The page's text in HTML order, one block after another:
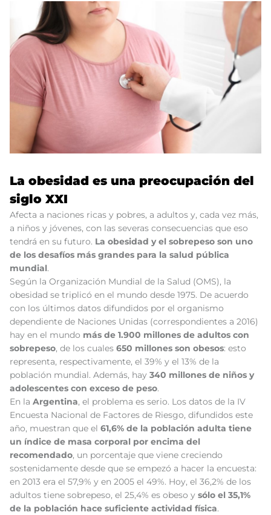
La obesidad es una preocupación del
siglo XXI
Afecta a naciones ricas y pobres, a adultos y, cada vez más,
a niños y jóvenes, con las severas consecuencias que eso
tendrá en su futuro. La obesidad y el sobrepeso son uno
de los desafíos más grandes para la salud pública
mundial.
Según la Organización Mundial de la Salud (OMS), la
obesidad se triplicó en el mundo desde 1975. De acuerdo
con los últimos datos difundidos por el organismo
dependiente de Naciones Unidas (correspondientes a 2016)
hay en el mundo más de 1.900 millones de adultos con
sobrepeso, de los cuales 650 millones son obesos: esto
representa, respectivamente, el 39% y el 13% de la
población mundial. Además, hay 340 millones de niños y
adolescentes con exceso de peso.
En la Argentina, el problema es serio. Los datos de la IV
Encuesta Nacional de Factores de Riesgo, difundidos este
año, muestran que el 61,6% de la población adulta tiene
un índice de masa corporal por encima del
recomendado, un porcentaje que viene creciendo
sostenidamente desde que se empezó a hacer la encuesta:
en 2013 era el 57,9% y en 2005 el 49%. Hoy, el 36,2% de los
adultos tiene sobrepeso, el 25,4% es obeso y sólo el 35,1%
de la población hace suficiente actividad física.